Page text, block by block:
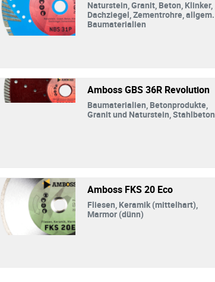
Naturstein, Granit, Beton, Klinker,
Dachziegel, Zementrohre, allgem.
Baumaterialien
Amboss GBS 36R Revolution
Baumaterialien, Betonprodukte,
Granit und Naturstein, Stahlbeton
Amboss FKS 20 Eco
Fliesen, Keramik (mittelhart),
Marmor (dünn)